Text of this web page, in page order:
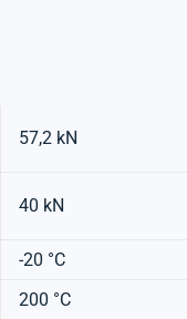
57,2 kN
40 kN
-20 °C
200 °C